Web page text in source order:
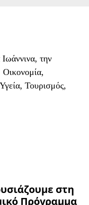
την
Τουρισμός,
στη
Πρόγραμμα